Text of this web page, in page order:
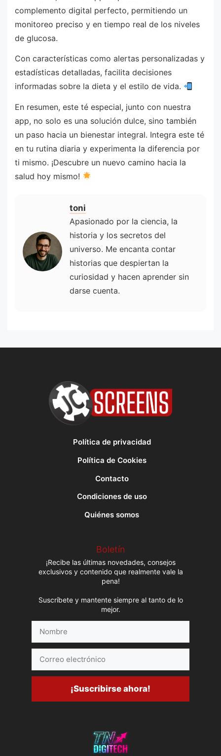
complemento digital perfecto, permitiendo un
monitoreo preciso y en tiempo real de los niveles
de glucosa.
Con características como alertas personalizadas y
estadísticas detalladas, facilita decisiones
informadas sobre la dieta y el estilo de vida.
En resumen, este té especial, junto con nuestra
app, no solo es una solución dulce, sino también
un paso hacia un bienestar integral. Integra este té
en tu rutina diaria y experimenta la diferencia por
ti mismo. ¡Descubre un nuevo camino hacia la
salud hoy mismo!
toni
Apasionado por la ciencia, la
historia y los secretos del
universo. Me encanta contar
historias que despiertan la
curiosidad y hacen aprender sin
darse cuenta.
Política de privacidad
Política de Cookies
Contacto
Condiciones de uso
Quiénes somos
Boletín
¡Recibe las últimas novedades, consejos
exclusivos y contenido que realmente vale la
pena!
Suscríbete y mantente siempre al tanto de lo
mejor.
electrónico
¡Suscribirse ahora!